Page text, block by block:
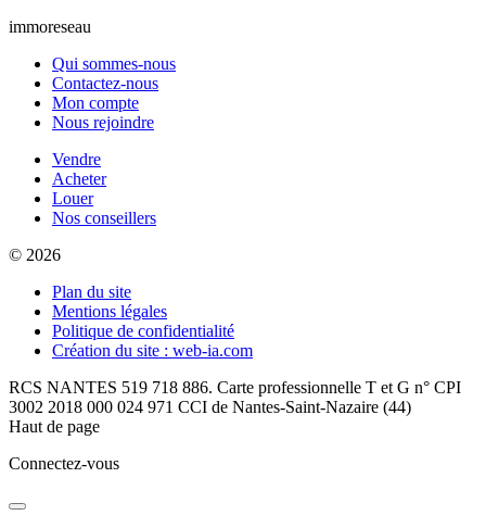
immoreseau
Qui sommes-nous
Contactez-nous
Mon compte
Nous rejoindre
Vendre
Acheter
Louer
Nos conseillers
© 2026
Plan du site
Mentions légales
Politique de confidentialité
Création du site : web-ia.com
RCS NANTES 519 718 886. Carte professionnelle T et G n° CPI
3002 2018 000 024 971 CCI de Nantes-Saint-Nazaire (44)
Haut de page
Connectez-vous